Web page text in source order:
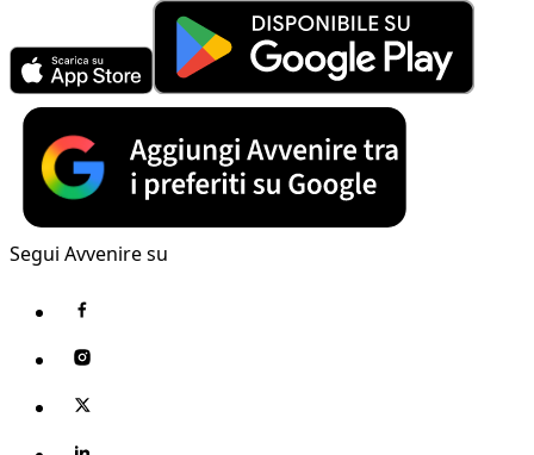
Segui Avvenire su